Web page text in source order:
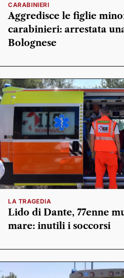
CARABINIERI
Aggredisce le figlie
carabinieri: arrestata
Bolognese
LA TRAGEDIA
Lido di Dante, 77enne
mare: inutili i soccorsi